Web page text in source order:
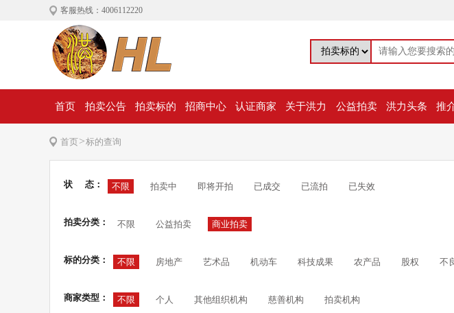
客服热线：4006112220
首页 拍卖公告 拍卖标的 招商中心 认证商家 关于洪力 公益拍卖 洪力头条 推
首页>标的查询
状 态： 不限 拍卖中 即将开拍 已成交 已流拍 已失效
拍卖分类： 不限 公益拍卖 商业拍卖
标的分类： 不限 房地产 艺术品 机动车 科技成果 农产品 股权 不
商家类型： 不限 个人 其他组织机构 慈善机构 拍卖机构